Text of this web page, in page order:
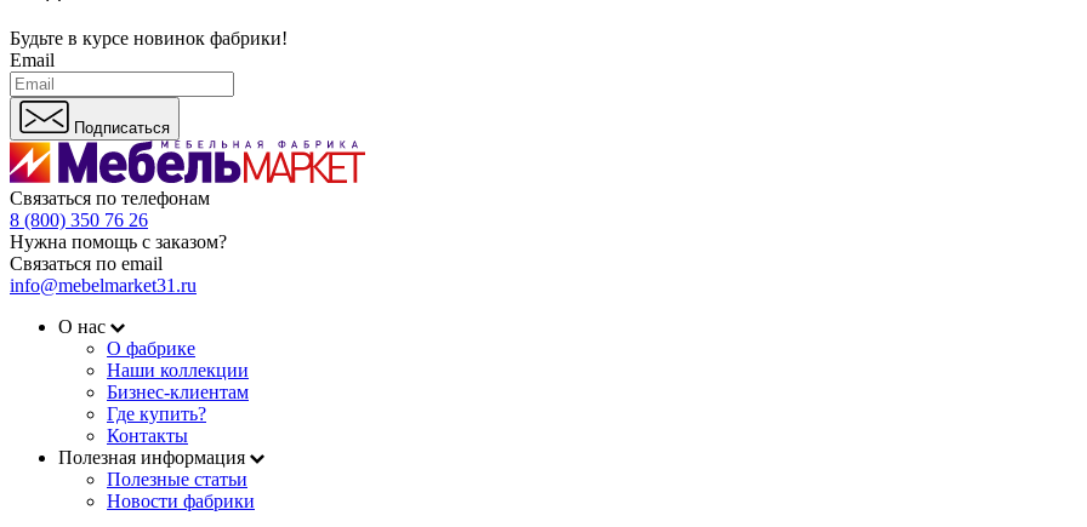
Будьте в курсе новинок фабрики!
Email
Подписаться
Связаться по телефонам
8 (800) 350 76 26
Нужна помощь с заказом?
Связаться по email
info@mebelmarket31.ru
О нас
О фабрике
Наши коллекции
Бизнес-клиентам
Где купить?
Контакты
Полезная информация
Полезные статьи
Новости фабрики